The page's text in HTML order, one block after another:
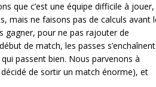
que c’est une équipe difficile à
mais ne faisons pas de calculs avant
gagner, pour ne pas rajouter de
de match, les passes s’enchaînent
passent bien. Nous parvenons à
de sortir un match énorme), et